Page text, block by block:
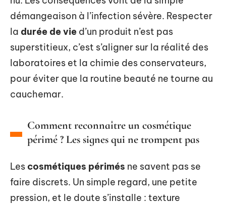
démangeaison à l’infection sévère. Respecter
la durée de vie d’un produit n’est pas
superstitieux, c’est s’aligner sur la réalité des
laboratoires et la chimie des conservateurs,
pour éviter que la routine beauté ne tourne au
cauchemar.
Comment reconnaître un cosmétique
périmé ? Les signes qui ne trompent pas
Les cosmétiques périmés ne savent pas se
faire discrets. Un simple regard, une petite
pression, et le doute s’installe : texture